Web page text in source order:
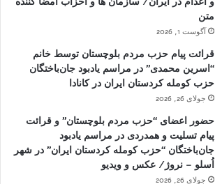
متن
آگوست 1, 2026
قرائت پیام حزب مردم بلوچستان توسط خانم
“اسرین محمدی” در مراسم یادبود جان‌باختگان
حزب کومله کردستان ایران در کانادا
جولای 26, 2026
حضور اعضای “حزب مردم بلوچستان” و قرائت
پیام تسلیت و همدردی در مراسم یادبود
جان‌باختگان “حزب کومله کردستان ایران” در شهر
اُسلو – نروژ/ عکس و ویدیو
جولای 26, 2026